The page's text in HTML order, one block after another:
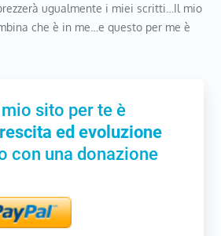
ugualmente i miei scritti…Il mio
che è in me…e questo per me è
sito per te è
ed evoluzione
con una donazione